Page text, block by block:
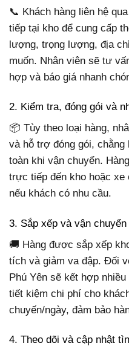
📞 Khách hàng liên hệ
tiếp tại kho để cung cấp
lượng, trọng lượng, địa
muốn. Nhân viên sẽ tư
hợp và báo giá nhanh
2. Kiểm tra, đóng gói và
📦 Tùy theo loại hàng,
và hỗ trợ đóng gói, chằng
toàn khi vận chuyển.
trực tiếp đến kho hoặc xe
nếu khách có nhu cầu.
3. Sắp xếp và vận chuyển
🚚 Hàng được sắp xếp
tích và giảm va đập. Đối
Phú Yên sẽ kết hợp
tiết kiệm chi phí cho
chuyến/ngày, đảm bảo
4. Theo dõi và cập nhật